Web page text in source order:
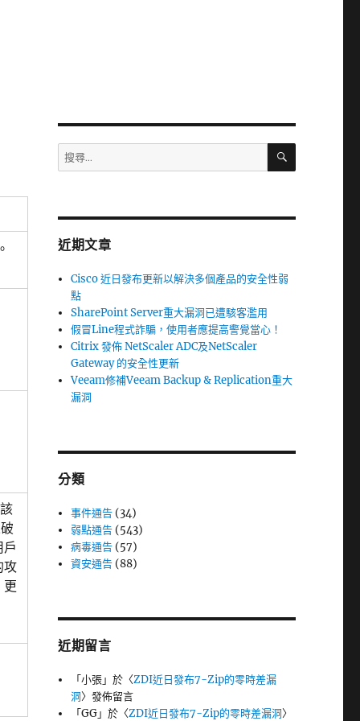
攻
更
搜
尋
字:
搜
近期文章
Cisco 近日發布更新以解決多個產品的安全性弱
點
SharePoint Server重大漏洞已遭駭客濫用
假冒Line程式詐騙，使用者應提高警覺當心！
Citrix 發佈 NetScaler ADC及NetScaler
Gateway 的安全性更新
Veeam修補Veeam Backup & Replication重大
漏洞
分類
事件通告 (34)
弱點通告 (543)
病毒通告 (57)
資安通告 (88)
近期留言
「小張」於〈ZDI近日發布7-Zip的零時差漏
洞〉發佈留言
「GG」於〈ZDI近日發布7-Zip的零時差漏洞〉